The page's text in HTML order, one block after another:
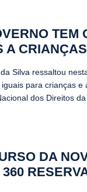
TEM
A
Silva ressaltou
para crianças
dos Direitos
DA